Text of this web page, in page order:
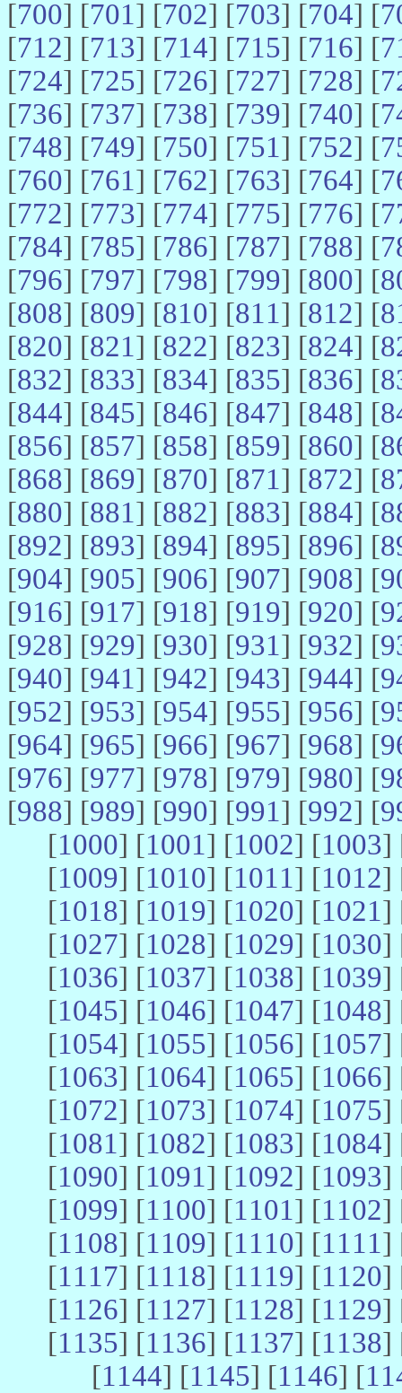
[700] [701] [702] [703] [704] [
[712] [713] [714] [715] [716] [
[724] [725] [726] [727] [728] [
[736] [737] [738] [739] [740] [
[748] [749] [750] [751] [752] [
[760] [761] [762] [763] [764] [
[772] [773] [774] [775] [776] [
[784] [785] [786] [787] [788] [
[796] [797] [798] [799] [800] [
[808] [809] [810] [811] [812] [
[820] [821] [822] [823] [824] [
[832] [833] [834] [835] [836] [
[844] [845] [846] [847] [848] [
[856] [857] [858] [859] [860] [
[868] [869] [870] [871] [872] [
[880] [881] [882] [883] [884] [
[892] [893] [894] [895] [896] [
[904] [905] [906] [907] [908] [
[916] [917] [918] [919] [920] [
[928] [929] [930] [931] [932] [
[940] [941] [942] [943] [944] [
[952] [953] [954] [955] [956] [
[964] [965] [966] [967] [968] [
[976] [977] [978] [979] [980] [
[988] [989] [990] [991] [992] [
[1000] [1001] [1002] [1003]
[1009] [1010] [1011] [1012]
[1018] [1019] [1020] [1021]
[1027] [1028] [1029] [1030]
[1036] [1037] [1038] [1039]
[1045] [1046] [1047] [1048]
[1054] [1055] [1056] [1057]
[1063] [1064] [1065] [1066]
[1072] [1073] [1074] [1075]
[1081] [1082] [1083] [1084]
[1090] [1091] [1092] [1093]
[1099] [1100] [1101] [1102]
[1108] [1109] [1110] [1111]
[1117] [1118] [1119] [1120]
[1126] [1127] [1128] [1129]
[1135] [1136] [1137] [1138]
[1144] [1145] [1146] [